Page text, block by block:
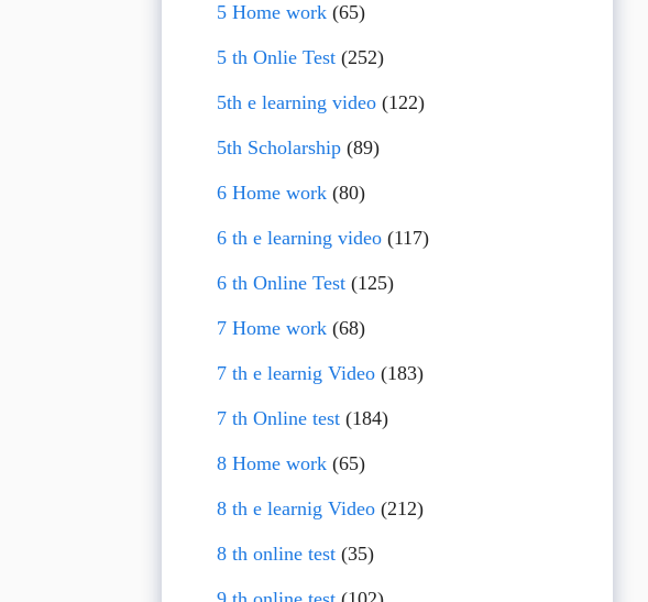
5 Home work(65)
5 th Onlie Test(252)
5th e learning video(122)
5th Scholarship(89)
6 Home work(80)
6 th e learning video(117)
6 th Online Test(125)
7 Home work(68)
7 th e learnig Video(183)
7 th Online test(184)
8 Home work(65)
8 th e learnig Video(212)
8 th online test(35)